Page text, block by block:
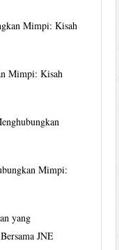
Mimpi: Kisah
Mimpi: Kisah
Mimpi:
yang
JNE